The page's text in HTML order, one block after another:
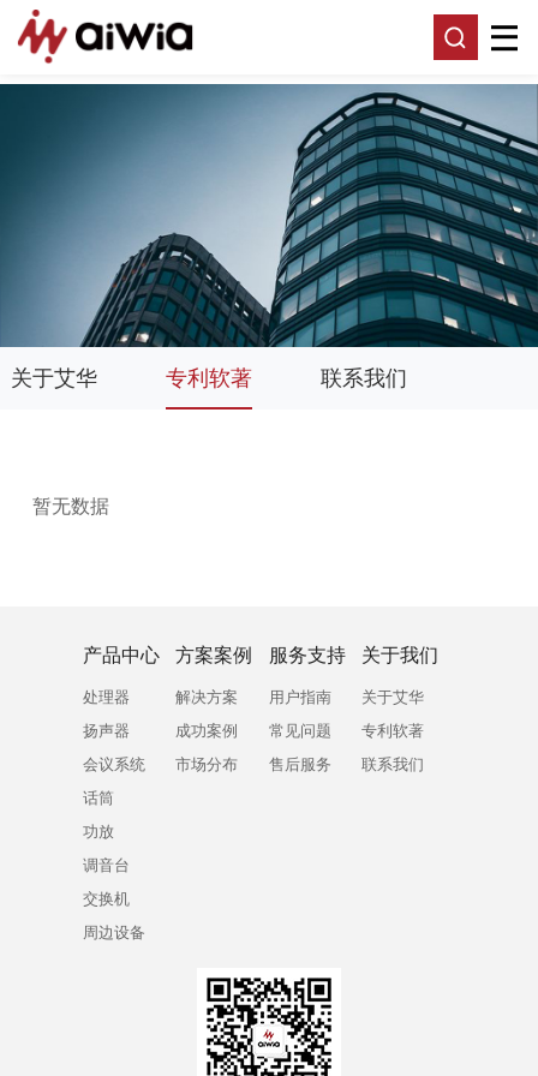
关于艾华 专利软著 联系我们
暂无数据
产品中心
处理器
扬声器
会议系统
话筒
功放
调音台
交换机
周边设备
方案案例
解决方案
成功案例
市场分布
服务支持
用户指南
常见问题
售后服务
关于我们
关于艾华
专利软著
联系我们